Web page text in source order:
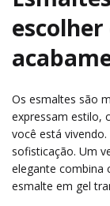
Os esmaltes são
expressam estilo,
você está
sofisticação. Um
elegante combina
esmalte em gel